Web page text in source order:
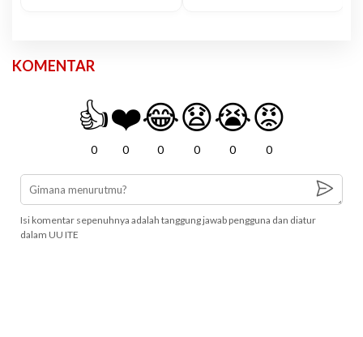
KOMENTAR
👍
0
❤️
0
😂
0
😧
0
😭
0
😡
0
Isi komentar sepenuhnya adalah tanggung jawab pengguna dan diatur
dalam UU ITE